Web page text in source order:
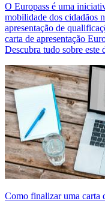
O Europass é uma
mobilidade dos cidadãos
apresentação de
carta de apresentação
Descubra tudo sobre este
Como finalizar uma carta